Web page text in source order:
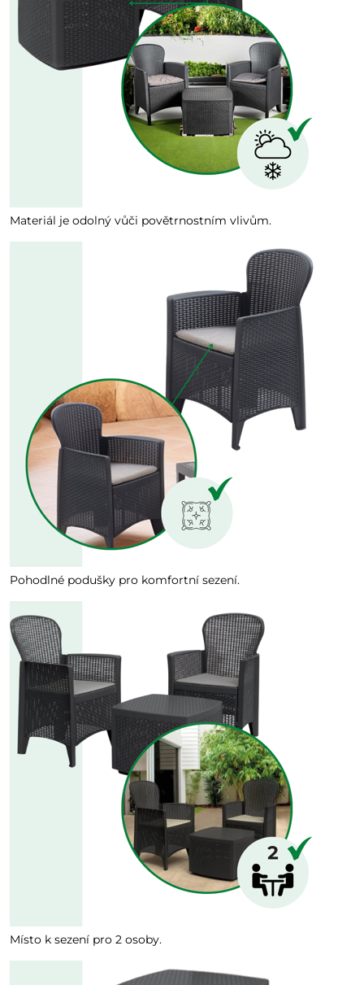
Materiál je odolný vůči povětrnostním vlivům.
Pohodlné podušky pro komfortní sezení.
Místo k sezení pro 2 osoby.